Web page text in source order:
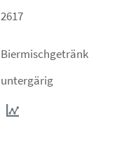
2617
Biermischgetränk
untergärig